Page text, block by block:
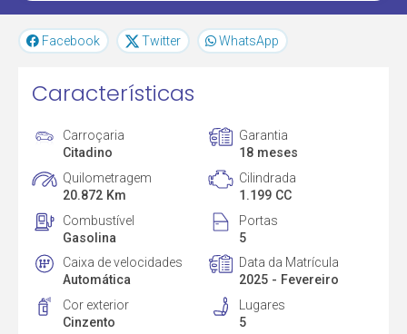
Facebook Twitter WhatsApp
Características
Carroçaria
Citadino
Garantia
18 meses
Quilometragem
20.872 Km
Cilindrada
1.199 CC
Combustível
Gasolina
Portas
5
Caixa de velocidades
Automática
Data da Matrícula
2025 - Fevereiro
Cor exterior
Cinzento
Lugares
5